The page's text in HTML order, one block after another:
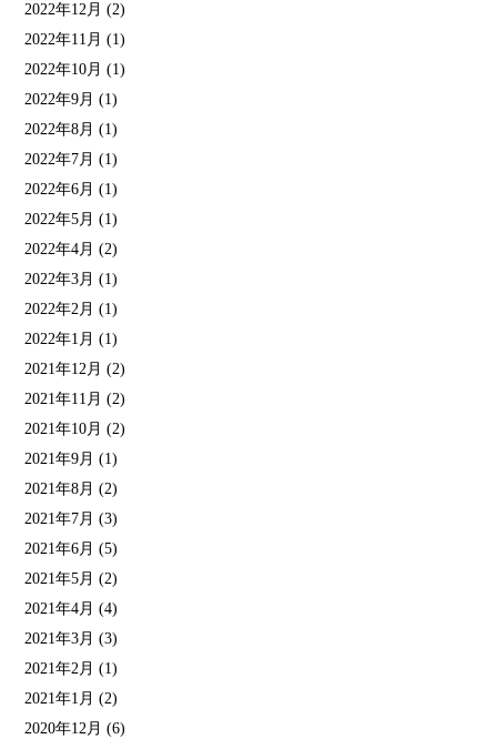
2022年12月 (2)
2022年11月 (1)
2022年10月 (1)
2022年9月 (1)
2022年8月 (1)
2022年7月 (1)
2022年6月 (1)
2022年5月 (1)
2022年4月 (2)
2022年3月 (1)
2022年2月 (1)
2022年1月 (1)
2021年12月 (2)
2021年11月 (2)
2021年10月 (2)
2021年9月 (1)
2021年8月 (2)
2021年7月 (3)
2021年6月 (5)
2021年5月 (2)
2021年4月 (4)
2021年3月 (3)
2021年2月 (1)
2021年1月 (2)
2020年12月 (6)